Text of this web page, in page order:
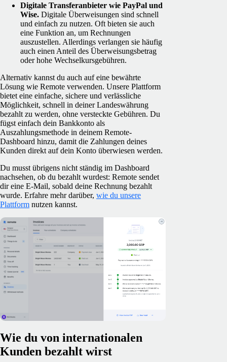
Digitale Transferanbieter wie PayPal und
Wise. Digitale Überweisungen sind schnell
und einfach zu nutzen. Oft bieten sie auch
eine Funktion an, um Rechnungen
auszustellen. Allerdings verlangen sie häufig
auch einen Anteil des Überweisungsbetrag
oder hohe Wechselkursgebühren.
Alternativ kannst du auch auf eine bewährte
Lösung wie Remote verwenden. Unsere Plattform
bietet eine einfache, sichere und verlässliche
Möglichkeit, schnell in deiner Landeswährung
bezahlt zu werden, ohne versteckte Gebühren. Du
fügst einfach dein Bankkonto als
Auszahlungsmethode in deinem Remote-
Dashboard hinzu, damit die Zahlungen deines
Kunden direkt auf dein Konto überwiesen werden.
Du musst übrigens nicht ständig im Dashboard
nachsehen, ob du bezahlt wurdest: Remote sendet
dir eine E-Mail, sobald deine Rechnung bezahlt
wurde. Erfahre mehr darüber, wie du unsere
Plattform nutzen kannst.
Wie du von internationalen
Kunden bezahlt wirst